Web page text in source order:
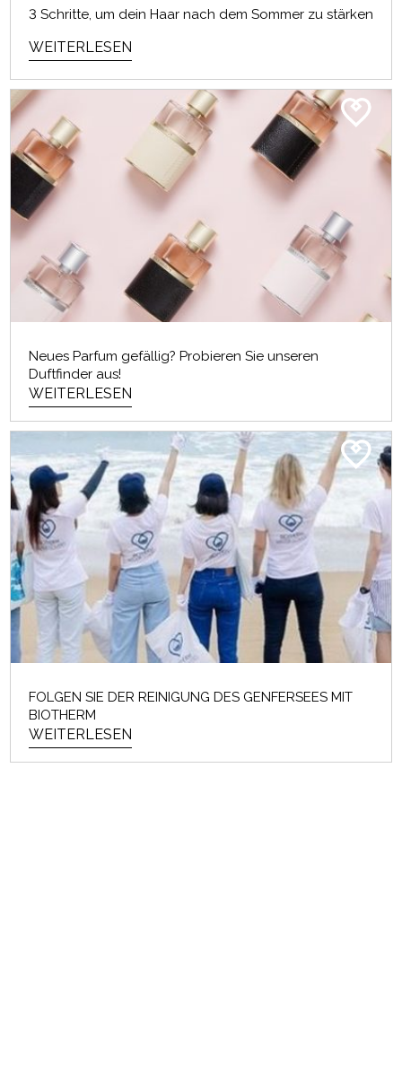
3 Schritte, um dein Haar nach dem Sommer zu stärken
WEITERLESEN
Neues Parfum gefällig? Probieren Sie unseren
Duftfinder aus!
WEITERLESEN
FOLGEN SIE DER REINIGUNG DES GENFERSEES MIT
BIOTHERM
WEITERLESEN